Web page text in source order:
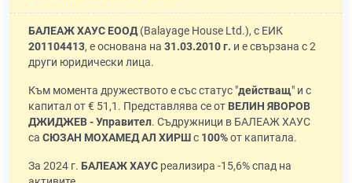
БАЛЕАЖ ХАУС ЕООД(Balayage House Ltd.), с ЕИК
201104413, е основана на 31.03.2010 г. и е свързана с 2
други юридически лица.
Към момента дружеството е със статус "действащ" и с
капитал от € 51,1. Представлява се от ВЕЛИН ЯВОРОВ
ДЖИДЖЕВ - Управител. Съдружници в БАЛЕАЖ ХАУС
са СЮЗАН МОХАМЕД АЛ ХИРШс 100%от капитала.
За 2024 г. БАЛЕАЖ ХАУС реализира -15,6% спад на